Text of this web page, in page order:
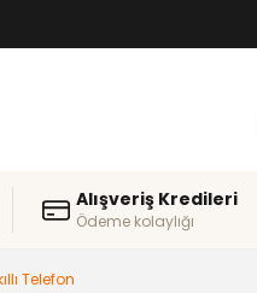
Alışveriş Kredileri
Ödeme kolaylığı
Telefon